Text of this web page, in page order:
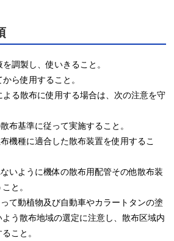
調製し、使いきること。
ら使用すること。
よる散布に使用する場合は、次の注意を守
布基準に従って実施すること。
機種に適合した散布装置を使用するこ
いように機体の散布用配管その他散布装
と。
て動植物及び自動車やカラートタンの塗
う散布地域の選定に注意し、散布区域内
こと。